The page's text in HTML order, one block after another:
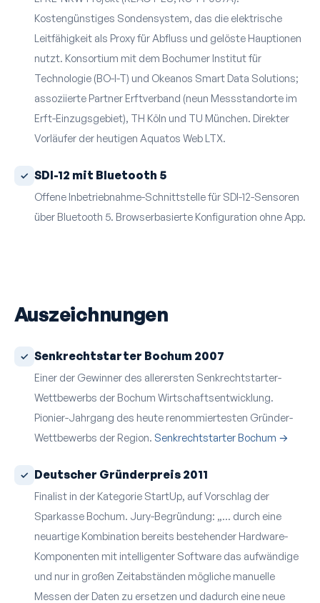
Kostengünstiges Sondensystem, das die elektrische
Leitfähigkeit als Proxy für Abfluss und gelöste Hauptionen
nutzt. Konsortium mit dem Bochumer Institut für
Technologie (BO-I-T) und Okeanos Smart Data Solutions;
assoziierte Partner Erftverband (neun Mess­standorte im
Erft-Einzugsgebiet), TH Köln und TU München. Direkter
Vorläufer der heutigen Aquatos Web LTX.
SDI-12 mit Bluetooth 5
Offene Inbetrieb­nahme-Schnittstelle für SDI-12-Sensoren
über Bluetooth 5. Browserbasierte Konfiguration ohne App.
Auszeichnungen
Senkrechtstarter Bochum 2007
Einer der Gewinner des allerersten Senkrechtstarter-
Wettbewerbs der Bochum Wirtschaftsentwicklung.
Pionier-Jahrgang des heute renommiertesten Gründer-
Wettbewerbs der Region. Senkrechtstarter Bochum →
Deutscher Gründerpreis 2011
Finalist in der Kategorie StartUp, auf Vorschlag der
Sparkasse Bochum. Jury-Begründung: „… durch eine
neuartige Kombination bereits bestehender Hardware-
Komponenten mit intelligenter Software das aufwändige
und nur in großen Zeitabständen mögliche manuelle
Messen der Daten zu ersetzen und dadurch eine neue